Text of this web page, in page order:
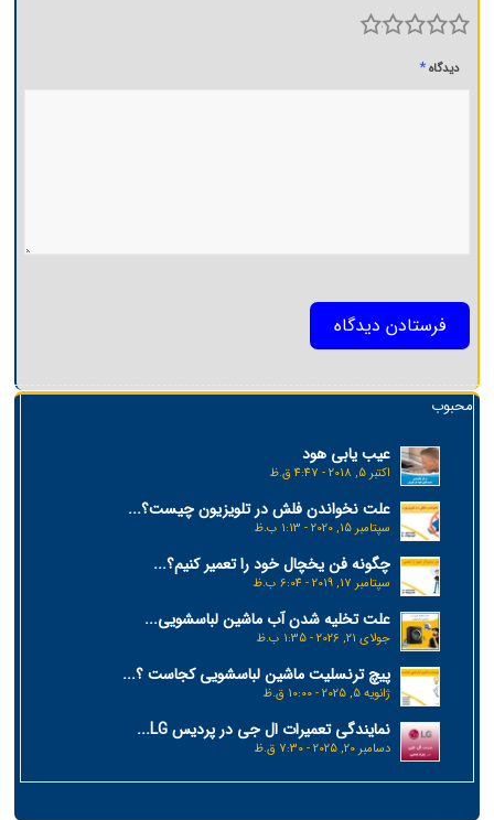
4 3 2 1
دیدگاه*
محبوب
عیب یابی هود
اکتبر 5, 2018 - 4:47 ق.ظ
علت نخواندن فلش در تلویزیون چیست؟...
سپتامبر 15, 2020 - 1:13 ب.ظ
چگونه فن یخچال خود را تعمیر کنیم؟...
سپتامبر 17, 2019 - 6:04 ب.ظ
علت تخلیه شدن آب ماشین لباسشویی...
جولای 21, 2026 - 1:35 ب.ظ
پیچ ترنسلیت ماشین لباسشویی کجاست ؟...
ژانویه 5, 2025 - 10:00 ق.ظ
نمایندگی تعمیرات ال جی در پردیس LG...
دسامبر 20, 2025 - 7:30 ق.ظ